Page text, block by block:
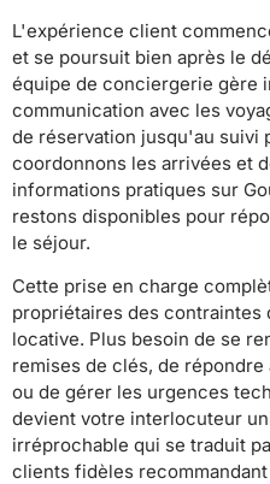
L'expérience client
et se poursuit bien après le
équipe de conciergerie gère
communication avec les
de réservation jusqu'au suivi
coordonnons les arrivées et
informations pratiques sur
restons disponibles pour
le séjour.
Cette prise en charge
propriétaires des contraintes
locative. Plus besoin de se
remises de clés, de
ou de gérer les urgences
devient votre interlocuteur
irréprochable qui se traduit
clients fidèles